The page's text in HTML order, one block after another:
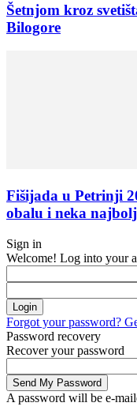
Šetnjom kroz
Bilogore
Fišijada u Petrinji
obalu i neka
Sign in
Welcome! Log into your
Forgot your password?
Password recovery
Recover your password
A password will be e-